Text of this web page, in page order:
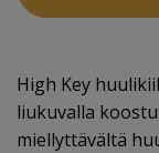
High Key
liukuvalla
miellyttävältä